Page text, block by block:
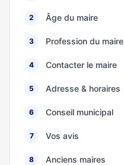
2 Âge du maire
3 Profession du maire
4 Contacter le maire
5 Adresse & horaires
6 Conseil municipal
7 Vos avis
8 Anciens maires